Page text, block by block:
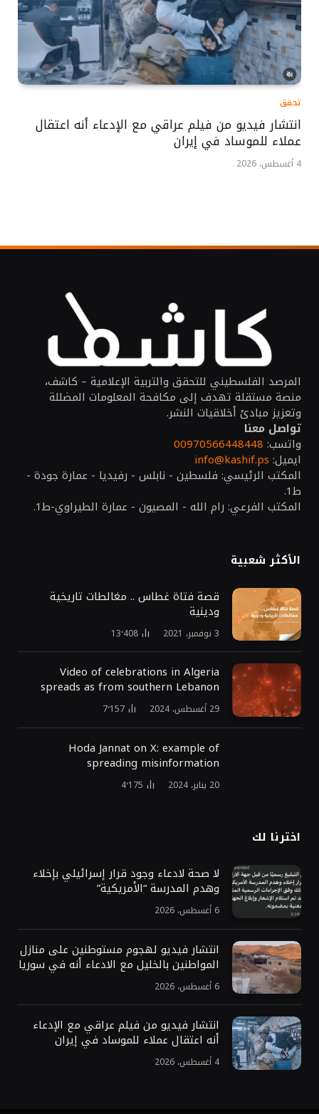
تحقق
انتشار فيديو من فيلم عراقي مع الإدعاء أنه اعتقال
عملاء للموساد في إيران
4 أغسطس، 2026
المرصد الفلسطيني للتحقق والتربية الإعلامية – كاشف،
منصة مستقلة تهدف إلى مكافحة المعلومات المضللة
وتعزيز مبادئ أخلاقيات النشر.
تواصل معنا
واتسب: 00970566448448
ايميل: info@kashif.ps
المكتب الرئيسي: فلسطين - نابلس - رفيديا - عمارة جودة -
ط1.
المكتب الفرعي: رام الله - المصيون - عمارة الطيراوي-ط1.
الأكثر شعبية
قصة فتاة غطاس .. مغالطات تاريخية
ودينية
3 نوفمبر، 2021 13٬408
Video of celebrations in Algeria
spreads as from southern Lebanon
29 أغسطس، 2024 7٬157
Hoda Jannat on X: example of
spreading misinformation
20 يناير، 2024 4٬175
اخترنا لك
لا صحة لادعاء وجود قرار إسرائيلي بإخلاء
وهدم المدرسة “الأمريكية”
6 أغسطس، 2026
انتشار فيديو لهجوم مستوطنين على منازل
المواطنين بالخليل مع الادعاء أنه في سوريا
6 أغسطس، 2026
انتشار فيديو من فيلم عراقي مع الإدعاء
أنه اعتقال عملاء للموساد في إيران
4 أغسطس، 2026